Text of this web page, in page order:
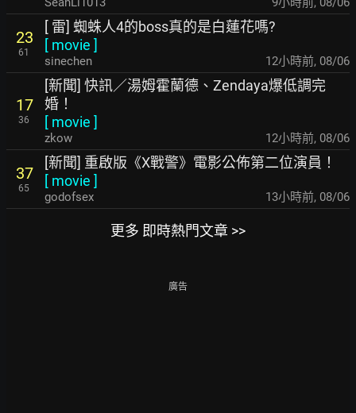
23
61
[ 雷] 蜘蛛人4的boss真的是白蓮花嗎?
[ movie ]
sinechen 12小時前, 08/06
17
36
[新聞] 快訊／湯姆霍蘭德、Zendaya爆低調完
婚！
[ movie ]
zkow 12小時前, 08/06
37
65
[新聞] 重啟版《X戰警》電影公佈第二位演員！
[ movie ]
godofsex 13小時前, 08/06
更多 即時熱門文章 >>
廣告